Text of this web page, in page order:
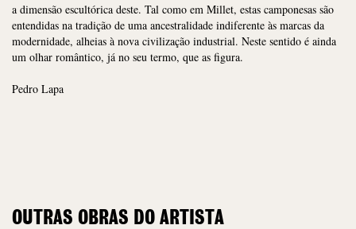
a dimensão escultórica deste. Tal como em Millet, estas camponesas são
entendidas na tradição de uma ancestralidade indiferente às marcas da
modernidade, alheias à nova civilização industrial. Neste sentido é ainda
um olhar romântico, já no seu termo, que as figura.
Pedro Lapa
OUTRAS OBRAS DO ARTISTA